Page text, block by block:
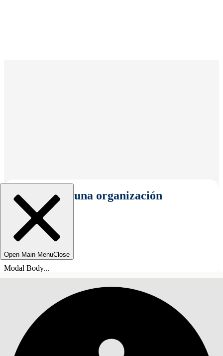
Seleccionar una organización
Open Main MenuClose
Modal Body...